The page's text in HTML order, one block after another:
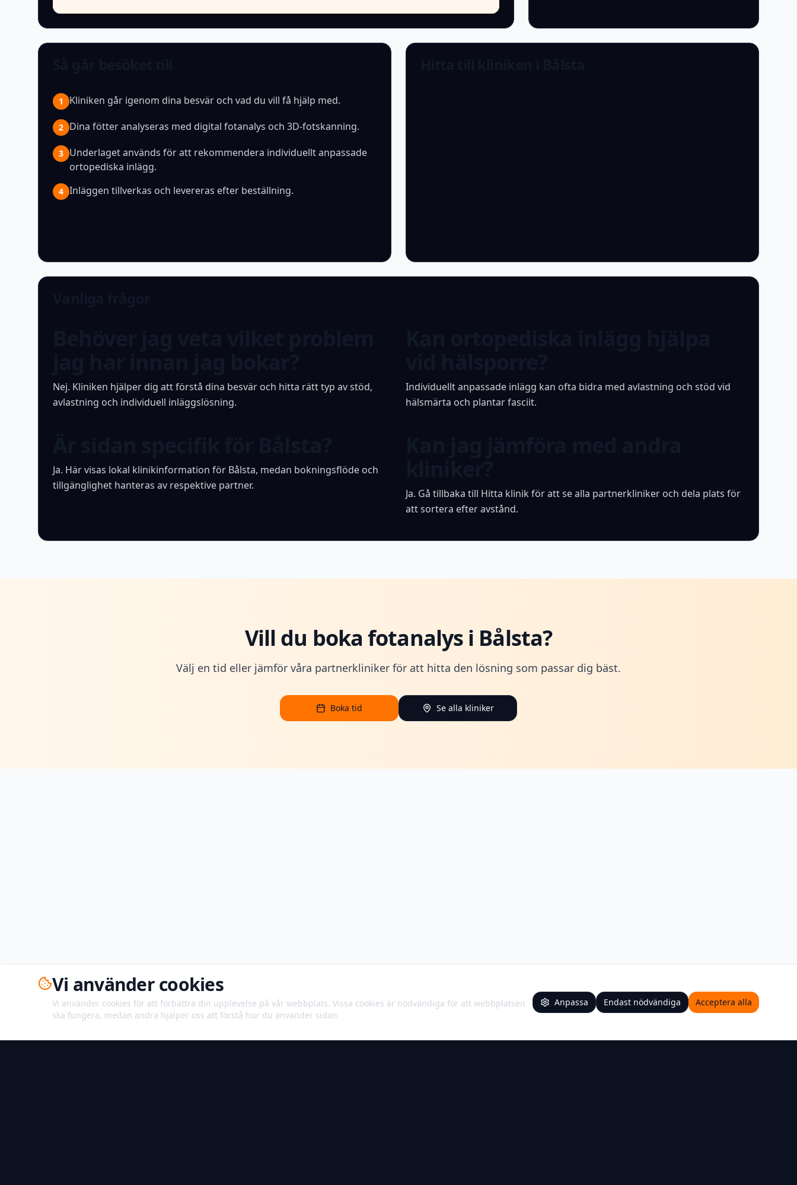
1 Kliniken går igenom dina besvär och vad du vill få hjälp med.
2 Dina fötter analyseras med digital fotanalys och 3D-fotskanning.
3 Underlaget används för att rekommendera individuellt anpassade
ortopediska inlägg.
4 Inläggen tillverkas och levereras efter beställning.
Nej. Kliniken hjälper dig att förstå dina besvär och hitta rätt typ av stöd,
avlastning och individuell inläggslösning.
Individuellt anpassade inlägg kan ofta bidra med avlastning och stöd vid
hälsmärta och plantar fasciit.
Ja. Här visas lokal klinikinformation för Bålsta, medan bokningsflöde och
tillgänglighet hanteras av respektive partner.
Ja. Gå tillbaka till Hitta klinik för att se alla partnerkliniker och dela plats för
att sortera efter avstånd.
Vill du boka fotanalys i Bålsta?
Välj en tid eller jämför våra partnerkliniker för att hitta den lösning som passar dig bäst.
Boka tid Se alla kliniker
Vi använder cookies
Vi använder cookies för att förbättra din upplevelse på vår webbplats. Vissa cookies är nödvändiga för att webbplatsen
ska fungera, medan andra hjälper oss att förstå hur du använder sidan.
Anpassa Endast nödvändiga Acceptera alla